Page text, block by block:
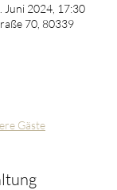
Juni 2024, 17:30
70, 80339
Gäste